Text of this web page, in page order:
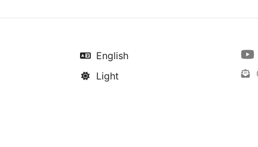
English
Light